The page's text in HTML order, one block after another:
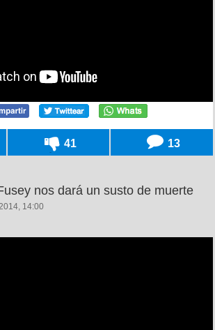
41 13
nos dará un susto de muerte
14:00